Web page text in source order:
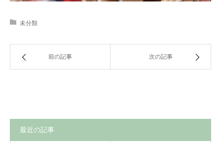
未分類
前の記事 次の記事
最近の記事